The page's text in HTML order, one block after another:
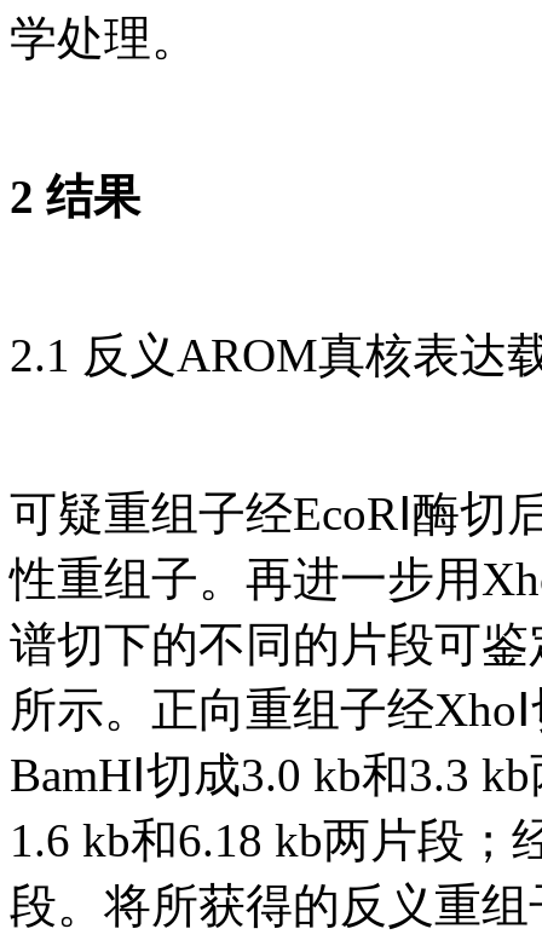
学处理。
2 结果
2.1 反义AROM真核表达
可疑重组子经EcoRⅠ酶切
性重组子。再进一步用
谱切下的不同的片段可
所示。正向重组子经
BamHⅠ切成3.0 kb和3.3
1.6 kb和6.18 kb两片段；
段。将所获得的反义重